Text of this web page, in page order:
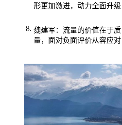
形更加激进，动力全面升级
魏建军：流量的价值在于质
量，面对负面评价从容应对